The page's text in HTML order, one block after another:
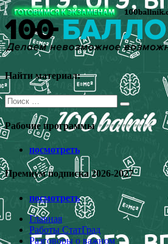
Перейти
к
содержимому
Найти материал:
Поиск
для:
Рабочие программы
посмотреть
Премиум подписка 2026-2027
посмотреть
Главная
Работы СтатГрад
Разговоры о важном